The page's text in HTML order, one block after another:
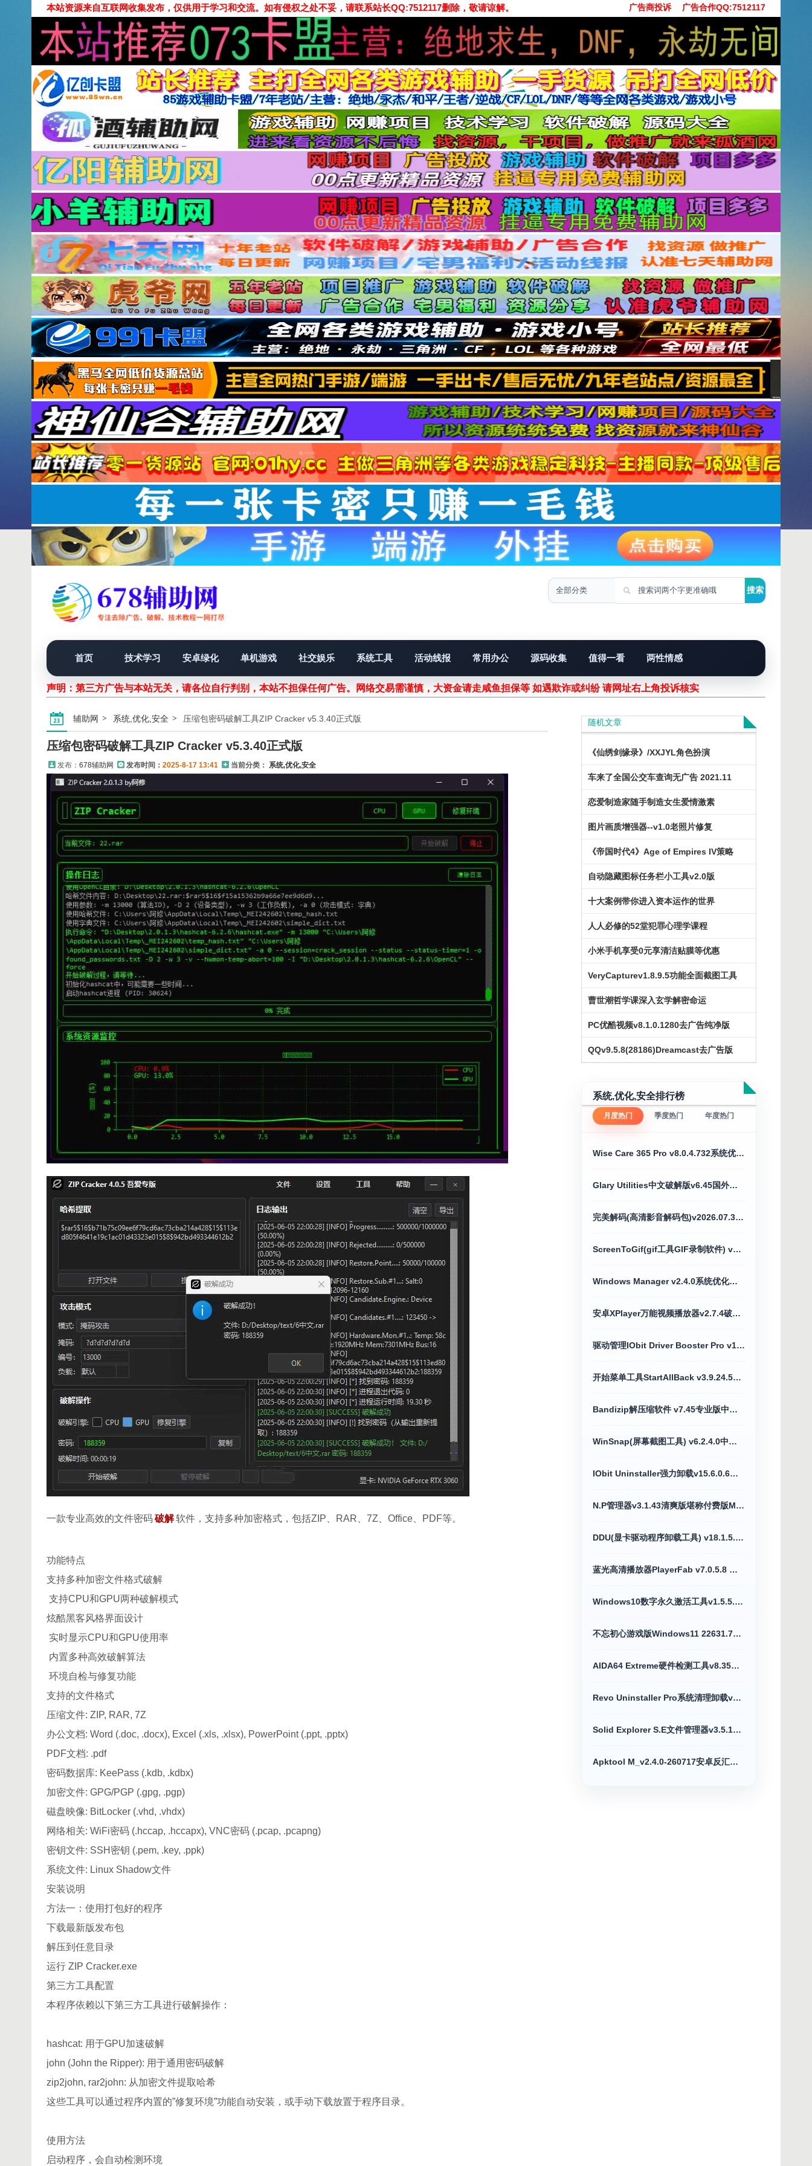
本站资源来自互联网收集发布，仅供用于学习和交流。如有侵权之处不妥，请联系站长QQ:7512117删除，敬请谅解。 广告商投诉 广告合作QQ:7512117
首页 技术学习 安卓绿化 单机游戏 社交娱乐 系统工具 活动线报 常用办公 源码收集 值得一看 两性情感
声明：第三方广告与本站无关，请各位自行判别，本站不担保任何广告。网络交易需谨慎，大资金请走咸鱼担保等 如遇欺诈或纠纷 请网址右上角投诉核实！
辅助网 系统,优化,安全 压缩包密码破解工具ZIP Cracker v5.3.40正式版
压缩包密码破解工具ZIP Cracker v5.3.40正式版
发布： 678辅助网 发布时间： 2025-8-17 13:41 当前分类： 系统,优化,安全
一款专业高效的文件密码破解软件，支持多种加密格式，包括ZIP、RAR、7Z、Office、PDF等。
功能特点
支持多种加密文件格式破解
支持CPU和GPU两种破解模式
炫酷黑客风格界面设计
实时显示CPU和GPU使用率
内置多种高效破解算法
环境自检与修复功能
支持的文件格式
压缩文件: ZIP, RAR, 7Z
办公文档: Word (.doc, .docx), Excel (.xls, .xlsx), PowerPoint (.ppt, .pptx)
PDF文档: .pdf
密码数据库: KeePass (.kdb, .kdbx)
加密文件: GPG/PGP (.gpg, .pgp)
磁盘映像: BitLocker (.vhd, .vhdx)
网络相关: WiFi密码 (.hccap, .hccapx), VNC密码 (.pcap, .pcapng)
密钥文件: SSH密钥 (.pem, .key, .ppk)
系统文件: Linux Shadow文件
安装说明
方法一：使用打包好的程序
下载最新版发布包
解压到任意目录
运行 ZIP Cracker.exe
第三方工具配置
本程序依赖以下第三方工具进行破解操作：
hashcat: 用于GPU加速破解
john (John the Ripper): 用于通用密码破解
zip2john, rar2john: 从加密文件提取哈希
这些工具可以通过程序内置的”修复环境”功能自动安装，或手动下载放置于程序目录。
使用方法
启动程序，会自动检测环境
随机文章
《仙绣剑缘录》/XXJYL角色扮演
车来了全国公交车查询无广告 2021.11
恋爱制造家随手制造女生爱情激素
图片画质增强器--v1.0老照片修复
《帝国时代4》Age of Empires IV策略
自动隐藏图标任务栏小工具v2.0版
十大案例带你进入资本运作的世界
人人必修的52堂犯罪心理学课程
小米手机享受0元享清洁贴膜等优惠
VeryCapturev1.8.9.5功能全面截图工具
曹世潮哲学课深入玄学解密命运
PC优酷视频v8.1.0.1280去广告纯净版
QQv9.5.8(28186)Dreamcast去广告版
系统,优化,安全排行榜
月度热门 季度热门 年度热门
Wise Care 365 Pro v8.0.4.732系统优化免激活版
Glary Utilities中文破解版v6.45国外维护军刀百宝箱
完美解码(高清影音解码包)v2026.07.30官方版
ScreenToGif(gif工具GIF录制软件) v2.43.20
Windows Manager v2.4.0系统优化工具破解版
安卓XPlayer万能视频播放器v2.7.4破解专业版
驱动管理IObit Driver Booster Pro v13.6绿色便携版
开始菜单工具StartAllBack v3.9.24.5377直装版
Bandizip解压缩软件 v7.45专业版中文直装版
WinSnap(屏幕截图工具) v6.2.4.0中文绿色版
IObit Uninstaller强力卸载v15.6.0.6多功能破解版
N.P管理器v3.1.43清爽版堪称付费版MT管理器
DDU(显卡驱动程序卸载工具) v18.1.5.6绿色版
蓝光高清播放器PlayerFab v7.0.5.8 绿色便携版
Windows10数字永久激活工具v1.5.5.6汉化版
不忘初心游戏版Windows11 22631.7376 X64无更新
AIDA64 Extreme硬件检测工具v8.35注册中文版
Revo Uninstaller Pro系统清理卸载v5.5.2绿色版
Solid Explorer S.E文件管理器v3.5.14解锁完整版
Apktool M_v2.4.0-260717安卓反汇编神器